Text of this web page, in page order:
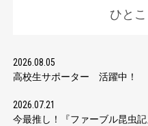
ひと
2026.08.05
高校生サポーター 活躍中！
2026.07.21
今最推し！『ファーブル昆虫記